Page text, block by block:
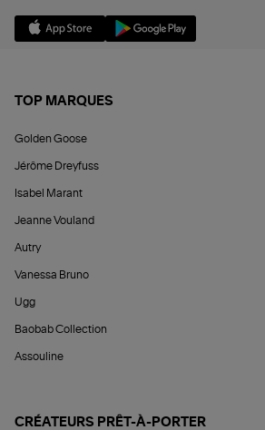
TOP MARQUES
Golden Goose
Jérôme Dreyfuss
Isabel Marant
Jeanne Vouland
Autry
Vanessa Bruno
Ugg
Baobab Collection
Assouline
CRÉATEURS PRÊT-À-PORTER